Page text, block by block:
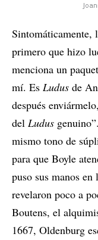
Sintomáticamente,
primero que hizo
menciona un
mí. Es Ludus de
después
del Ludus
mismo tono de
para que Boyle
puso sus manos
revelaron poco a
Boutens, el
1667, Oldenburg